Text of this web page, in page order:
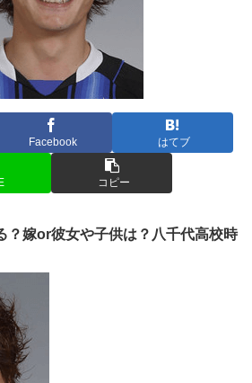
Facebook はてブ
コピー
？嫁or彼女や子供は？八千代高校時